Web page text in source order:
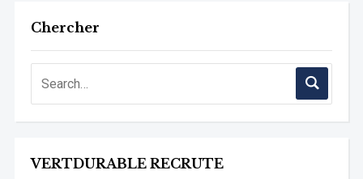
Chercher
VERTDURABLE RECRUTE